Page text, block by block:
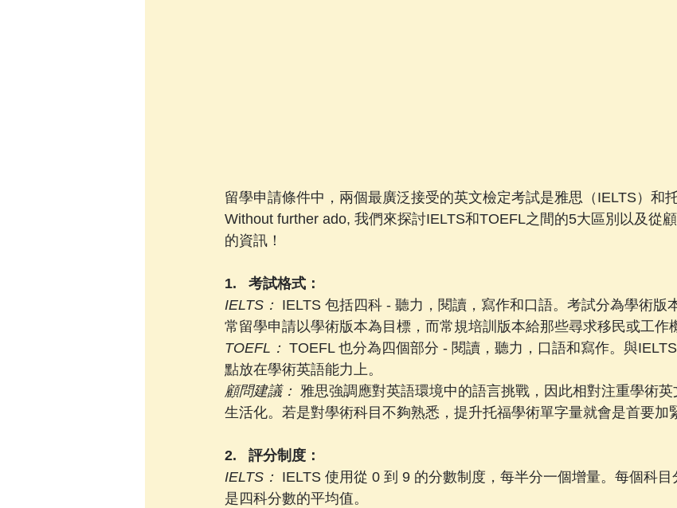
留學申請條件中，兩個最廣泛接受的英文檢定考試是雅思（IELTS）和
Without further ado, 我們來探討IELTS和TOEFL之間的5大區別以及從
的資訊！
1.   考試格式：
IELTS： IELTS 包括四科 - 聽力，閱讀，寫作和口語。考試分為學術版
常留學申請以學術版本為目標，而常規培訓版本給那些尋求移民或工作
TOEFL： TOEFL 也分為四個部分 - 閱讀，聽力，口語和寫作。與
點放在學術英語能力上。
顧問建議： 雅思強調應對英語環境中的語言挑戰，因此相對注重學術
生活化。若是對學術科目不夠熟悉，提升托福學術單字量就會是首要加
2.   評分制度：
IELTS： IELTS 使用從 0 到 9 的分數制度，每半分一個增量。每個科
是四科分數的平均值。